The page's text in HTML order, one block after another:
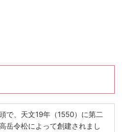
で、天文19年（1550）に第二
岳令松によって創建されまし